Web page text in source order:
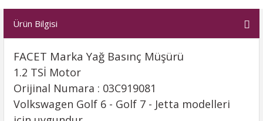
Ürün Bilgisi
FACET Marka Yağ Basınç Müşürü
1.2 TSİ Motor
Orijinal Numara : 03C919081
Volkswagen Golf 6 - Golf 7 - Jetta modelleri